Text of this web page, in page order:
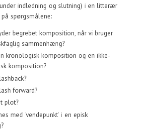
indledning og slutning) i en litterær
spørgsmålene:
begrebet komposition, når vi bruger
sammenhæng?
kronologisk komposition og en ikke-
komposition?
forward?
plot?
med 'vendepunkt' i en episk